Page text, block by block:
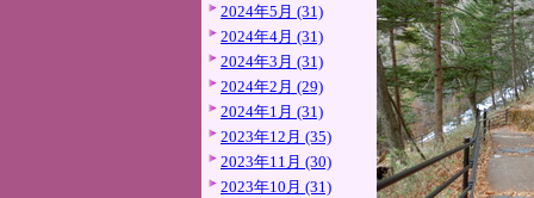
2024年5月 (31)
2024年4月 (31)
2024年3月 (31)
2024年2月 (29)
2024年1月 (31)
2023年12月 (35)
2023年11月 (30)
2023年10月 (31)